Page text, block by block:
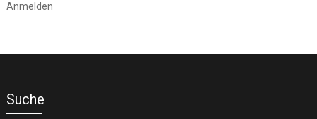
Anmelden
Suche